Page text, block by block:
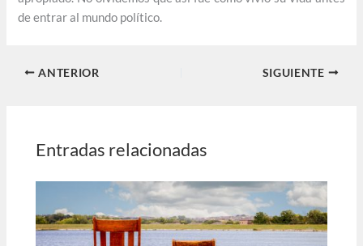
de entrar al mundo político.
ANTERIOR SIGUIENTE
Entradas relacionadas